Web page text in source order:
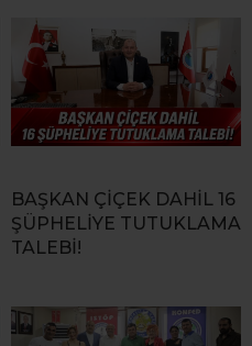
BAŞKAN ÇİÇEK DAHİL 16
ŞÜPHELİYE TUTUKLAMA
TALEBİ!